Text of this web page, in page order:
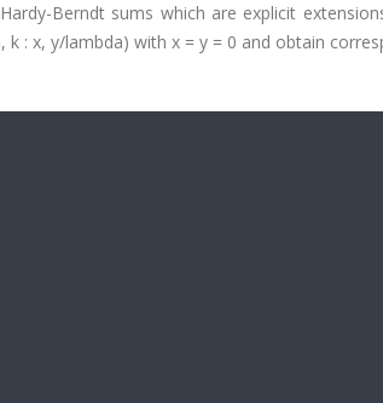
Berndt sums which are explicit
: x, y/lambda) with x = y = 0 and obtain